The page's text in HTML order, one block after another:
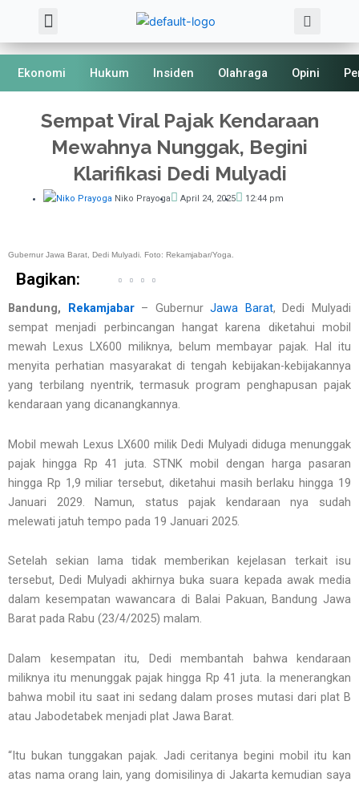
content
Menu
Ekonomi Hukum Insiden Olahraga Opini
Sempat Viral Pajak Kendaraan
Mewahnya Nunggak, Begini
Klarifikasi Dedi Mulyadi
Niko Prayoga April 24, 2025 12:44 pm
Gubernur Jawa Barat, Dedi Mulyadi. Foto: Rekamjabar/Yoga.
Bagikan:
Bandung, Rekamjabar– GubernurJawa Barat, Dedi Mulyadi
sempat menjadi perbincangan hangat karena diketahui mobil
mewah Lexus LX600 miliknya, belum membayar pajak. Hal itu
menyita perhatian masyarakat di tengah kebijakan-kebijakannya
yang terbilang nyentrik, termasuk program penghapusan pajak
kendaraan yang dicanangkannya.
Mobil mewah Lexus LX600 milik Dedi Mulyadi diduga menunggak
pajak hingga Rp 41 juta. STNK mobil dengan harga pasaran
hingga Rp 1,9 miliar tersebut, diketahui masih berlaku hingga 19
Januari 2029. Namun, status pajak kendaraan nya sudah
melewati jatuh tempo pada 19 Januari 2025.
Setelah sekian lama tidak memberikan kejelasan terkait isu
tersebut, Dedi Mulyadi akhirnya buka suara kepada awak media
dalam kesempatan wawancara di Balai Pakuan, Bandung Jawa
Barat pada Rabu (23/4/2025) malam.
Dalam kesempatan itu, Dedi membantah bahwa kendaraan
miliknya itu menunggak pajak hingga Rp 41 juta. Ia menerangkan
bahwa mobil itu saat ini sedang dalam proses mutasi dari plat B
atau Jabodetabek menjadi plat Jawa Barat.
“Itu bukan tunggakan pajak. Jadi ceritanya begini mobil itu kan
atas nama orang lain, yang domisilinya di Jakarta kemudian saya